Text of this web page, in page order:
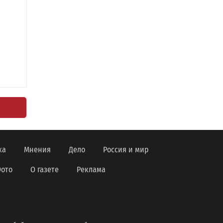
Мнения Дело Россия и мир
О газете Реклама